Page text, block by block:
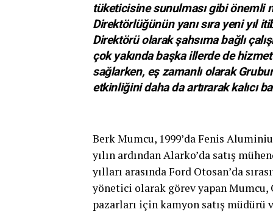
tüketicisine sunulması gibi önemli
Direktörlüğünün yanı sıra yeni yıl
Direktörü olarak şahsıma bağlı
çok yakında başka illerde de
sağlarken, eş zamanlı olarak
etkinliğini daha da artırarak kalıcı
Berk Mumcu, 1999’da Fenis
yılın ardından Alarko’da satış
yılları arasında Ford Otosan’da
yönetici olarak görev yapan Mumcu,
pazarları için kamyon satış müdürü